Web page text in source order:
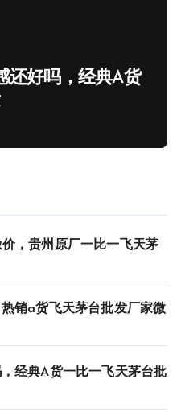
还好吗，经典A货
，贵州原厂一比一飞天茅
销a货飞天茅台批发厂家微
经典A货一比一飞天茅台批